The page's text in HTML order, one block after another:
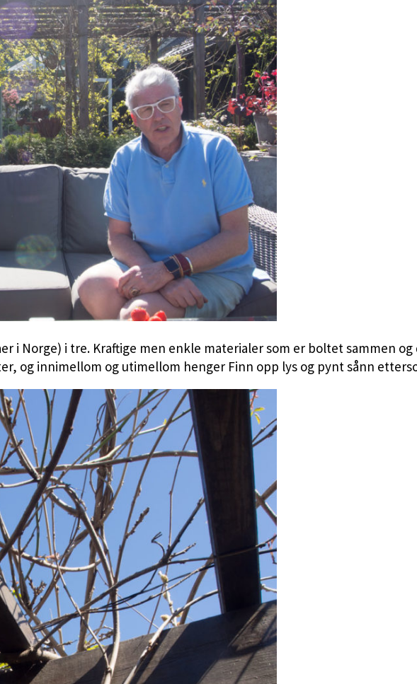
i Norge) i tre. Kraftige men enkle materialer som er boltet sammen
og innimellom og utimellom henger Finn opp lys og pynt sånn